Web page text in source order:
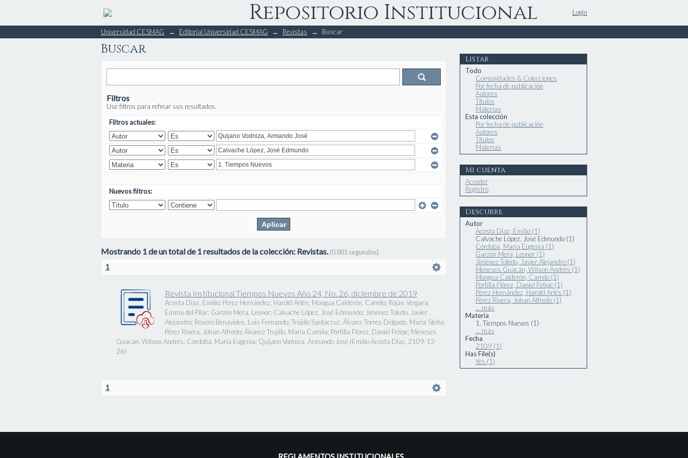
Repositorio Institucional
Buscar
Login
Universidad CESMAG → Editorial Universidad CESMAG → Revistas → Buscar
Buscar
Filtros
Use filtros para refinar sus resultados.
Filtros actuales:
Nuevos filtros:
Mostrando 1 de un total de 1 resultados de la colección: Revistas.(0.001 segundos)
1
Revista Institucional Tiempos Nuevos Año 24, No. 26, diciembre de 2019
Acosta Díaz, Emilio; Pérez Hernández, Harold Arlés; Mongua Calderón, Camilo; Rojas Vergara,
Emma del Pilar; Garzón Mera, Leonor; Calvache López, José Edmundo; Jiménez Toledo, Javier
Alejandro; Rosero Benavides, Luis Fernando; Trujillo Santacruz, Álvaro; Torres Delgado, María Stella;
Pérez Rivera, Johan Alfredo; Álvarez Trujillo, María Camila; Portilla Flórez, Daniel Felipe; Meneses
Guacán, Wilson Andrés; Córdoba, María Eugenia; Quijano Vodniza, Armando José (Emilio Acosta Díaz 2109-12-
26)
1
Listar
Todo
Comunidades & Colecciones
Por fecha de publicación
Autores
Títulos
Materias
Esta colección
Por fecha de publicación
Autores
Títulos
Materias
Mi cuenta
Acceder
Registro
Descubre
Autor
Acosta Díaz, Emilio (1)
Calvache López, José Edmundo (1)
Córdoba, María Eugenia (1)
Garzón Mera, Leonor (1)
Jiménez Toledo, Javier Alejandro (1)
Meneses Guacán, Wilson Andrés (1)
Mongua Calderón, Camilo (1)
Portilla Flórez, Daniel Felipe (1)
Pérez Hernández, Harold Arlés (1)
Pérez Rivera, Johan Alfredo (1)
... más
Materia
1. Tiempos Nuevos (1)
... más
Fecha
2109 (1)
Has File(s)
Yes (1)